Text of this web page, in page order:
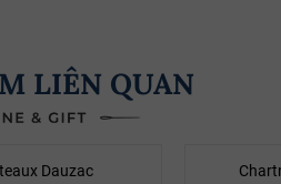
LIÊN QUAN
Dauzac